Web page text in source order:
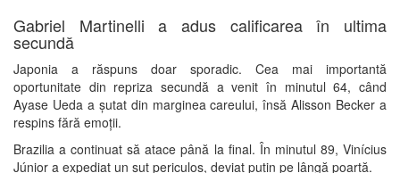
Gabriel Martinelli a adus calificarea în ultima
secundă
Japonia a răspuns doar sporadic. Cea mai importantă
oportunitate din repriza secundă a venit în minutul 64, când
Ayase Ueda a șutat din marginea careului, însă Alisson Becker a
respins fără emoții.
Brazilia a continuat să atace până la final. În minutul 89, Vinícius
Júnior a expediat un șut periculos, deviat puțin pe lângă poartă.